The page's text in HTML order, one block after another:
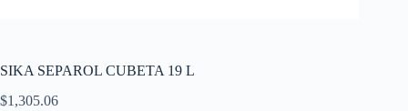
SIKA SEPAROL CUBETA 19 L
$1,305.06